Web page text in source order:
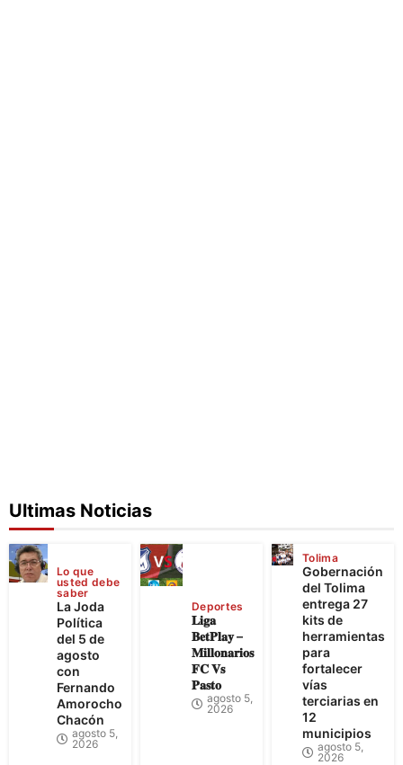
Ultimas Noticias
Lo que
usted debe
saber
La Joda
Política
del 5 de
agosto
con
Fernando
Amorocho
Chacón
agosto 5,
2026
Deportes
𝐋𝐢𝐠𝐚
𝐁𝐞𝐭𝐏𝐥𝐚𝐲 –
𝐌𝐢𝐥𝐥𝐨𝐧𝐚𝐫𝐢𝐨𝐬
𝐅𝐂 𝐕𝐬
𝐏𝐚𝐬𝐭𝐨
agosto 5,
2026
Tolima
Gobernación
del Tolima
entrega 27
kits de
herramientas
para
fortalecer
vías
terciarias en
12
municipios
agosto 5,
2026